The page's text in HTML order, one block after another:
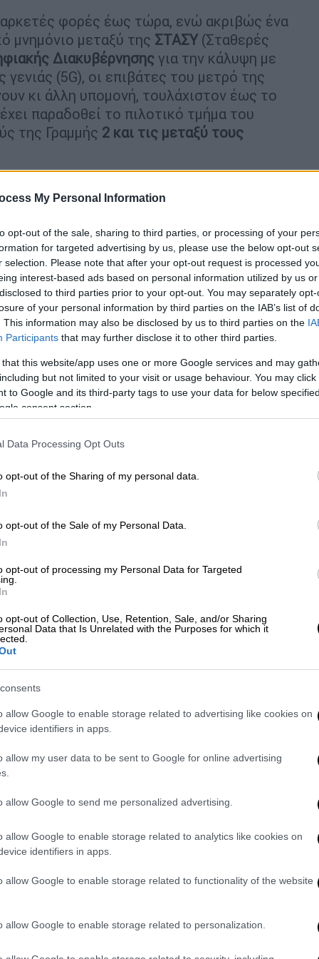
My Personal Information
opt-out of the sale, sharing to third parties, or processing of your
for targeted advertising by us, please use the below opt-out
selection. Please note that after your opt-out request is processed
interest-based ads based on personal information utilized by us
to third parties prior to your opt-out. You may separately
of your personal information by third parties on the IAB’s list of
This information may also be disclosed by us to third parties on the
Participants that may further disclose it to other third parties.
that this website/app uses one or more Google services and may
but not limited to your visit or usage behaviour. You may
to Google and its third-party tags to use your data for below
consent section.
Data Processing Opt Outs
opt-out of the Sharing of my personal data.
opt-out of the Sale of my Personal Data.
opt-out of processing my Personal Data for Targeted
opt-out of Collection, Use, Retention, Sale, and/or Sharing
Data that Is Unrelated with the Purposes for which it
allow Google to enable storage related to advertising like cookies on
identifiers in apps.
allow my user data to be sent to Google for online advertising
allow Google to send me personalized advertising.
allow Google to enable storage related to analytics like cookies on
identifiers in apps.
allow Google to enable storage related to functionality of the website
allow Google to enable storage related to personalization.
φορές έως τώρα, ενώ ακριβώς ένα
μνημόνιο μεταξύ της ΣΤΑΣΥ(Σταθερές
Διακυβέρνησης για την κάλυψη με
(5G), οι επιβάτες του μετρό της
κι άλλη υπομονή, τουλάχιστον έως το
παραδοθεί το πιλοτικό τμήμα του
της Γραμμής 2 και τις μεταξύ τους
επισημαίνει ότι η
συνέπεια η αδυναμία πρόσβασης στο
σταθμών αλλά και των σηράγγων της
της κατάλληλης
των παρόχων κινητής τηλεφωνίας.
αρχικά τα κινητά
ο διευθύνων σύμβουλος,Θανάσης
σύμβαση εγκατάστασης της
στο σύνολο των σηράγγων και των
οποίο εκτελείται αποκλειστικά με
τηλεφωνίας και με τη συνδρομή,
Δημήτριος, έως και Ελληνικό) και των
του έργου, το οποίο παρουσιάζει
θα επιτρέψει στους παρόχους κινητής
της πλέον κατάλληλης τεχνολογικής
δικτύου της ΣΤΑΣΥ»,
η εγκατάσταση ενεργού εξοπλισμού
η εγκατάσταση των καλωδιώσεων
των εταιρειών κινητής
ολοκληρωθεί εντός του πρώτου
κάλυψη του δικτύου απαιτείται
η σειρά των σταθμών εγκατάστασης θα
Ψηφιακής Διακυβέρνησης
υλοποίησης και λειτουργίας του
απαντώντας για τις καθυστερήσεις,
του υπουργείου. Κάνει λόγο για
εργασιών (3 ώρες κατά την διάρκεια της
και εξυπηρέτησης του κοινού αλλά και
και του εμπλεκομένου
δυσκολίας του έργου
σήραγγες των γραμμών του Μετρό δεν
υποδομών κινητής τηλεφωνίας